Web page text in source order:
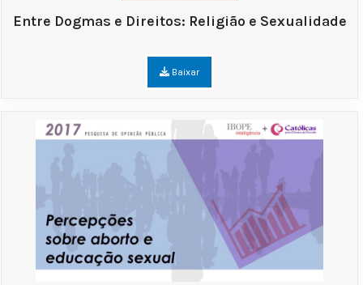
Entre Dogmas e Direitos: Religião e Sexualidade
Baixar